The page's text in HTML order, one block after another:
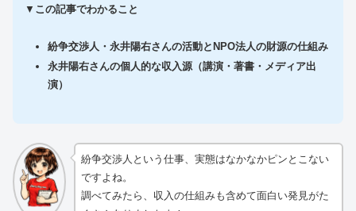
▼ この記事でわかること
紛争交渉人・永井陽右さんの活動とNPO法人の財源の仕組み
永井陽右さんの個人的な収入源（講演・著書・メディア出
演）
紛争交渉人という仕事、実態はなかなかピンとこない
ですよね。
調べてみたら、収入の仕組みも含めて面白い発見がた